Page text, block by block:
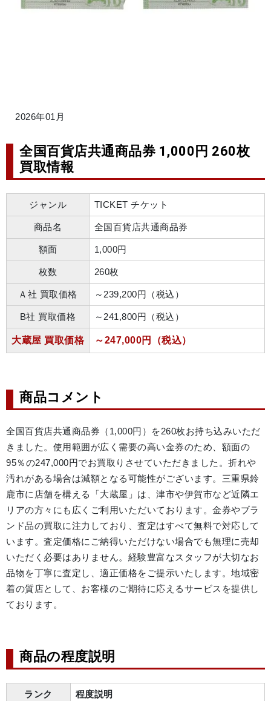
2026年01月
全国百貨店共通商品券 1,000円 260枚
買取情報
ジャンル TICKET チケット
商品名 全国百貨店共通商品券
額面 1,000円
枚数 260枚
Ａ社 買取価格 ～239,200円（税込）
B社 買取価格 ～241,800円（税込）
大蔵屋 買取価格 ～247,000円（税込）
商品コメント
全国百貨店共通商品券（1,000円）を260枚お持ち込みいただ
きました。使用範囲が広く需要の高い金券のため、額面の
95％の247,000円でお買取りさせていただきました。折れや
汚れがある場合は減額となる可能性がございます。三重県鈴
鹿市に店舗を構える「大蔵屋」は、津市や伊賀市など近隣エ
リアの方々にも広くご利用いただいております。金券やブラ
ンド品の買取に注力しており、査定はすべて無料で対応して
います。査定価格にご納得いただけない場合でも無理に売却
いただく必要はありません。経験豊富なスタッフが大切なお
品物を丁寧に査定し、適正価格をご提示いたします。地域密
着の質店として、お客様のご期待に応えるサービスを提供し
ております。
商品の程度説明
ランク 程度説明